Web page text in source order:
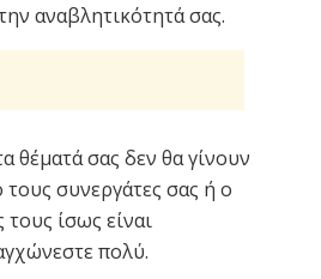
αναβλητικότητά σας.
θέματά σας δεν θα γίνουν
συνεργάτες σας ή ο
ίσως είναι
πολύ.